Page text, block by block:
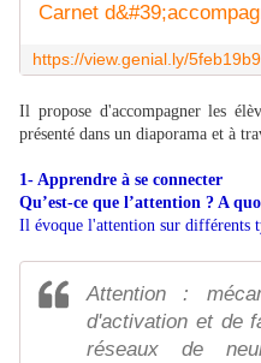
Il propose d'accompagner les
présenté dans un diaporama et à
1- Apprendre à se connecter
Qu’est-ce que l’attention ? A
Il évoque l'attention sur différents
Attention :
d'activation et de
réseaux de